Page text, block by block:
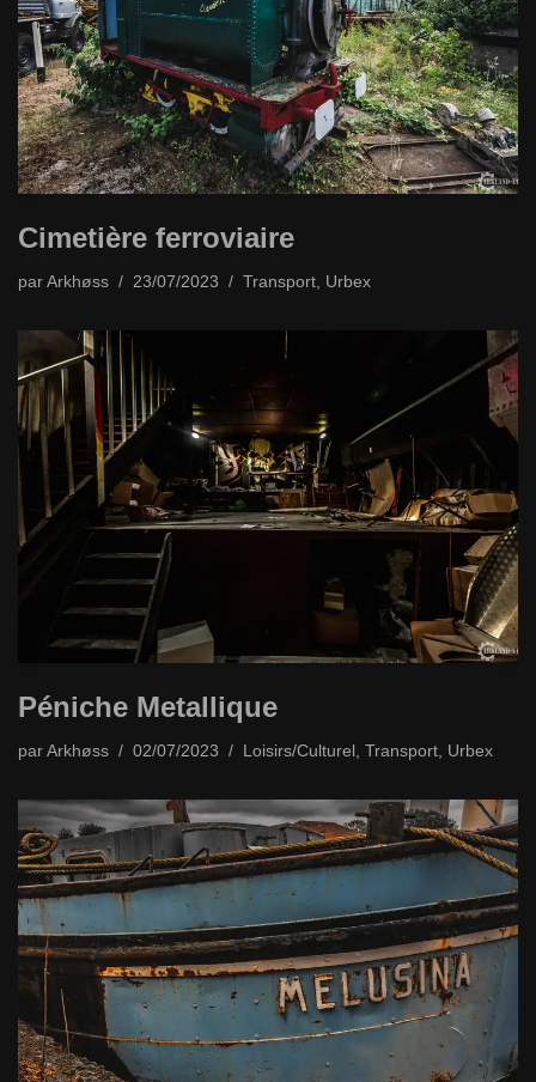
Cimetière ferroviaire
par Arkhøss 23/07/2023 Transport Urbex
Péniche Metallique
par Arkhøss 02/07/2023 Loisirs/Culturel , Transport, Urbex